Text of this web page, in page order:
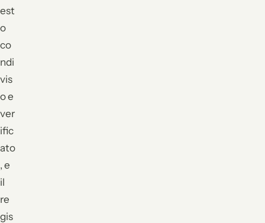
est
o
co
ndi
vis
o e
ver
ific
ato
, e
il
re
gis